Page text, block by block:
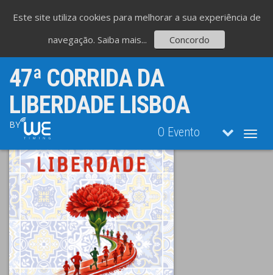
47ª CORRIDA DA
LIBERDADE LISBOA
BY O Evento
Este site utiliza cookies para melhorar a sua experiência de
navegação. Saiba mais... Concordo